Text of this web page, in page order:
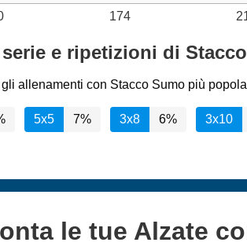
174
e ripetizioni di
allenamenti con Stacco Sumo più
5x5 7% 3x8 6% 3x10
le tue Alzate